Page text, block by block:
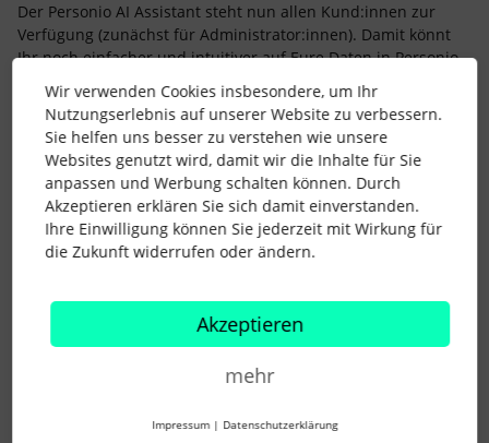
Der Personio AI Assistant steht nun allen Kund:innen zur
Verfügung (zunächst für Administrator:innen). Damit könnt
Ihr noch einfacher und intuitiver auf Eure Daten in Personio
zugreifen. Egal ob Ihr Informationen finden, Zusammenhänge
erkennen oder Routinefragen im Alltag mit wenigen Klicks
beantworten möchtet - der Assistant unterstützt Euch dabei.
Und das ist erst der Anfang: Es sind bereits zahlreiche
weitere Funktionen für den Assistant geplant, ebenso wie
viele zusätzliche KI-gestützte Features. Ihr dürft gespannt
sein – es kommt noch viel mehr! ✨
Seid Ihr Administrator:in und konntet den Personio AI
Kommentare! 😊
personio AI
Wir verwenden Cookies insbesondere, um Ihr
Nutzungserlebnis auf unserer Website zu verbessern.
Sie helfen uns besser zu verstehen wie unsere
Websites genutzt wird, damit wir die Inhalte für Sie
anpassen und Werbung schalten können. Durch
Akzeptieren erklären Sie sich damit einverstanden.
Ihre Einwilligung können Sie jederzeit mit Wirkung für
die Zukunft widerrufen oder ändern.
Akzeptieren
mehr
Impressum | Datenschutzerklärung